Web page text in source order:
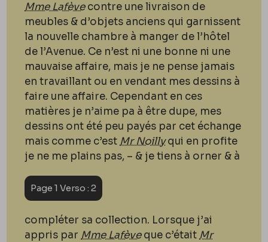
Mme Lafèvecontre une livraison de
meubles & d’objets anciens qui garnissent
la nouvelle chambre à manger de l’hôtel
de l’Avenue. Ce n’est ni une bonne ni une
mauvaise affaire, mais je ne pense jamais
en travaillant ou en vendant mes dessins à
faire une affaire. Cependant en ces
matières je n’aime pa à être dupe, mes
dessins ont été peu payés par cet échange
mais comme c’est Mr Noillyqui en profite
je ne me plains pas, – & je tiens à orner & à
Page 1 Verso : 2
compléter sa collection. Lorsque j’ai
appris par Mme Lafèveque c’était Mr